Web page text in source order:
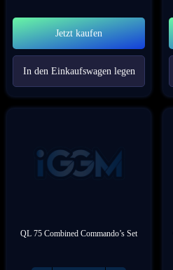
Jetzt kaufen
In den Einkaufswagen legen
QL 75 Combined Commando’s Set